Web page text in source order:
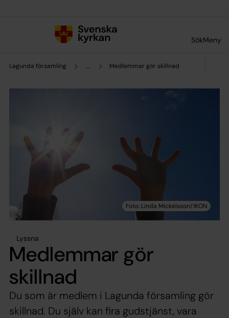
SökMeny
Lagunda församling ... Medlemmar gör skillnad
Lyssna
Medlemmar gör
skillnad
Du som är medlem i Lagunda församling gör
skillnad. Du själv kan fira gudstjänst, vara